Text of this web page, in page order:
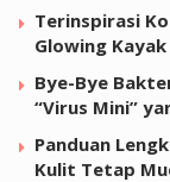
Terinspirasi
Glowing
Bye-Bye
“Virus Mini”
Panduan
Kulit Tetap